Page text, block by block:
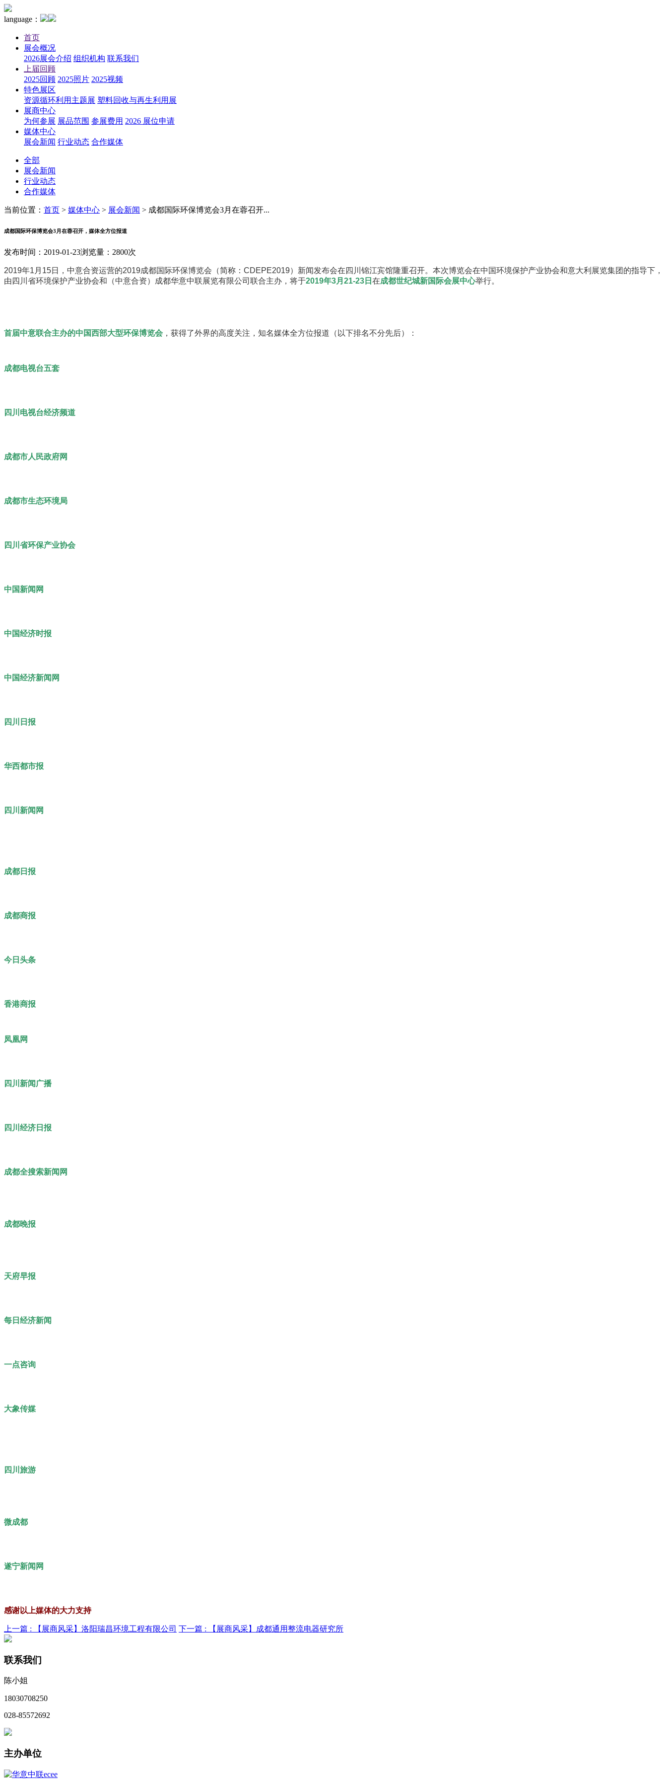
language：
首页
展会概况
2026展会介绍 组织机构 联系我们
上届回顾
2025回顾 2025照片 2025视频
特色展区
资源循环利用主题展 塑料回收与再生利用展
展商中心
为何参展 展品范围 参展费用 2026 展位申请
媒体中心
展会新闻 行业动态 合作媒体
全部
展会新闻
行业动态
合作媒体
当前位置： 首页 > 媒体中心 > 展会新闻 > 成都国际环保博览会3月在蓉召开...
成都国际环保博览会3月在蓉召开，媒体全方位报道
发布时间：2019-01-23浏览量：2800次
2019年1月15日，中意合资运营的2019成都国际环保博览会（简称：CDEPE2019）新闻发布会在四川锦江宾馆隆重召开。本次博览会在中国环境保护产业协会和意大利展览集团的指导下，
由四川省环境保护产业协会和（中意合资）成都华意中联展览有限公司联合主办，将于2019年3月21-23日 在成都世纪城新国际会展中心举行。
首届中意联合主办的中国西部大型环保博览会 ，获得了外界的高度关注，知名媒体全方位报道（以下排名不分先后）：
成都电视台五套
四川电视台经济频道
成都市人民政府网
成都市生态环境局
四川省环保产业协会
中国新闻网
中国经济时报
中国经济新闻网
四川日报
华西都市报
四川新闻网
成都日报
成都商报
今日头条
香港商报
凤凰网
四川新闻广播
四川经济日报
成都全搜索新闻网
成都晚报
天府早报
每日经济新闻
一点咨询
大象传媒
四川旅游
微成都
遂宁新闻网
感谢以上媒体的大力支持
上一篇 : 【展商风采】洛阳瑞昌环境工程有限公司 下一篇 : 【展商风采】成都通用整流电器研究所
联系我们
陈小姐
18030708250
028-85572692
主办单位